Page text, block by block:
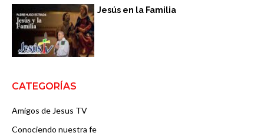
Jesús en la Familia
CATEGORÍAS
Amigos de Jesus TV
Conociendo nuestra fe